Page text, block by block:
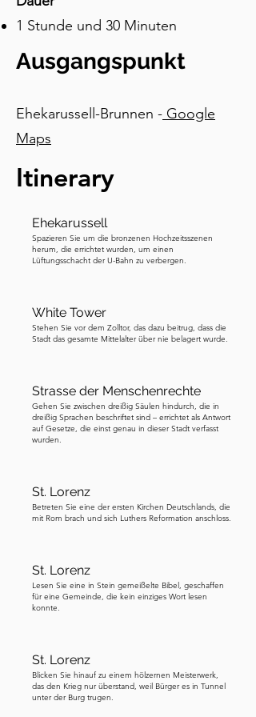
Gesetze in einfachen Worten: Das
Reichsbürgergesetz entzog den Juden
die deutsche Staatsbürgerschaft und
reduzierte sie zu „Staatsangehörigen“,
Grundlagen für den Ausschluss von
Rechten und Berufen gelegt. Das
Gesetz zum Schutz des deutschen
Blutes und der deutschen Ehre verbot
Ehen und sexuelle Beziehungen
artverwandtem Blut“, untersagte
jüdischen Haushalten, deutsche Frauen
unter 45 Jahren zu beschäftigen, und
zeigen. Und das Reichsflaggengesetz
machte das Hakenkreuzbanner zur
offiziellen Fahne Deutschlands. In
Bürger. Klingt das nicht tragisch und
zutiefst unfair? Indem sie diese
prominente Straße den universellen
dauerhafte Erklärung ab, wo die Stadt
heute steht. Jeder der dreißig Säulen
versehen. Die Artikel sind auf Deutsch
und in einer weiteren Sprache
geschrieben, wobei jede Säule eine
ob Sie einige der hier vertretenen
Sprachen erkennen können. Die
Säulen führen zu einem großen
1 Stunde und 30 Minuten
Ausgangspunkt
Ehekarussell-Brunnen - Google
Maps
Itinerary
Ehekarussell
Spazieren Sie um die bronzenen Hochzeitsszenen
herum, die errichtet wurden, um einen
Lüftungsschacht der U-Bahn zu verbergen.
White Tower
Stehen Sie vor dem Zolltor, das dazu beitrug, dass die
Stadt das gesamte Mittelalter über nie belagert wurde.
Strasse der Menschenrechte
Gehen Sie zwischen dreißig Säulen hindurch, die in
dreißig Sprachen beschriftet sind – errichtet als Antwort
auf Gesetze, die einst genau in dieser Stadt verfasst
wurden.
St. Lorenz
Betreten Sie eine der ersten Kirchen Deutschlands, die
mit Rom brach und sich Luthers Reformation anschloss.
St. Lorenz
Lesen Sie eine in Stein gemeißelte Bibel, geschaffen
für eine Gemeinde, die kein einziges Wort lesen
konnte.
St. Lorenz
Blicken Sie hinauf zu einem hölzernen Meisterwerk,
das den Krieg nur überstand, weil Bürger es in Tunnel
unter der Burg trugen.